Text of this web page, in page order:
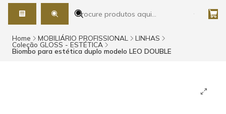
Home MOBILIÁRIO PROFISSIONAL LINHAS
Coleção GLOSS - ESTÉTICA
Biombo para estética duplo modelo LEO DOUBLE